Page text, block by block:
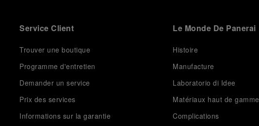
Service Client
Trouver une boutique
Programme d'entretien
Demander un service
Prix des services
Informations sur la garantie
Le Monde De Panerai
Histoire
Manufacture
Laboratorio di Idee
Matériaux haut de gamme
Complications